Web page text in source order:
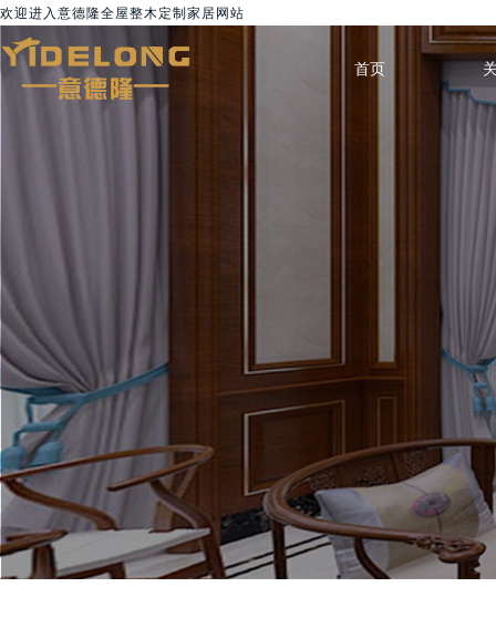
欢迎进入意德隆全屋整木定制家居网站
首页